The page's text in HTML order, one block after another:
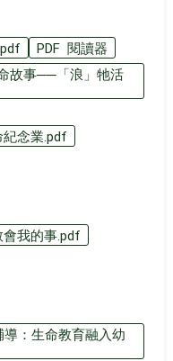
PDF 閱讀器
故事──「浪」牠活
念業.pdf
我的事.pdf
：生命教育融入幼